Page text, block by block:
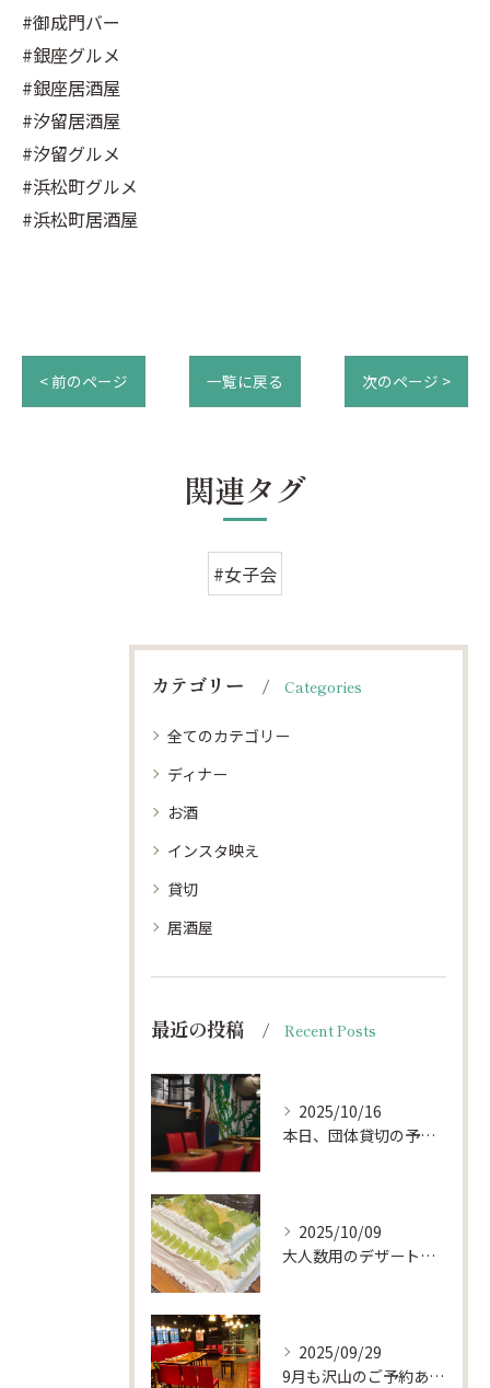
#御成門バー
#銀座グルメ
#銀座居酒屋
#汐留居酒屋
#汐留グルメ
#浜松町グルメ
#浜松町居酒屋
< 前のページ 一覧に戻る 次のページ >
関連タグ
#女子会
カテゴリー Categories
全てのカテゴリー
ディナー
お酒
インスタ映え
貸切
居酒屋
最近の投稿 Recent Posts
2025/10/16
本日、団体貸切の予約がキャンセルになりお席がほぼ空いておりま...
2025/10/09
大人数用のデザートプレート🍰🎂
2025/09/29
9月も沢山のご予約ありがとうございました。